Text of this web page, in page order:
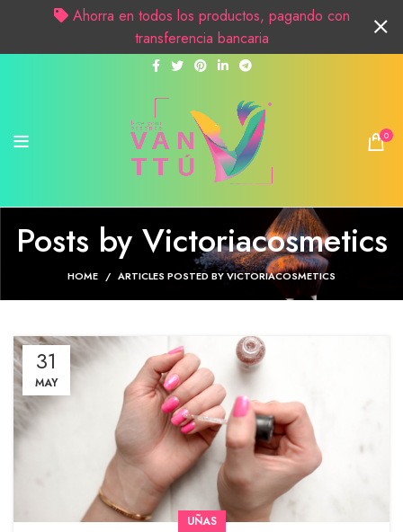
0
Posts by Victoriacosmetics
HOME ARTICLES POSTED BY VICTORIACOSMETICS
31
MAY
UÑAS
Ahorra en todos los productos, pagando con
transferencia bancaria